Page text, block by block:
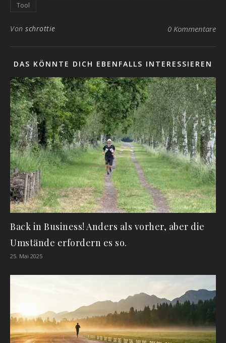
Tool
Von schrottie 0 Kommentare
DAS KÖNNTE DICH EBENFALLS INTERESSIEREN
Back in Business! Anders als vorher, aber die
Umstände erfordern es so.
25. Mai 2025